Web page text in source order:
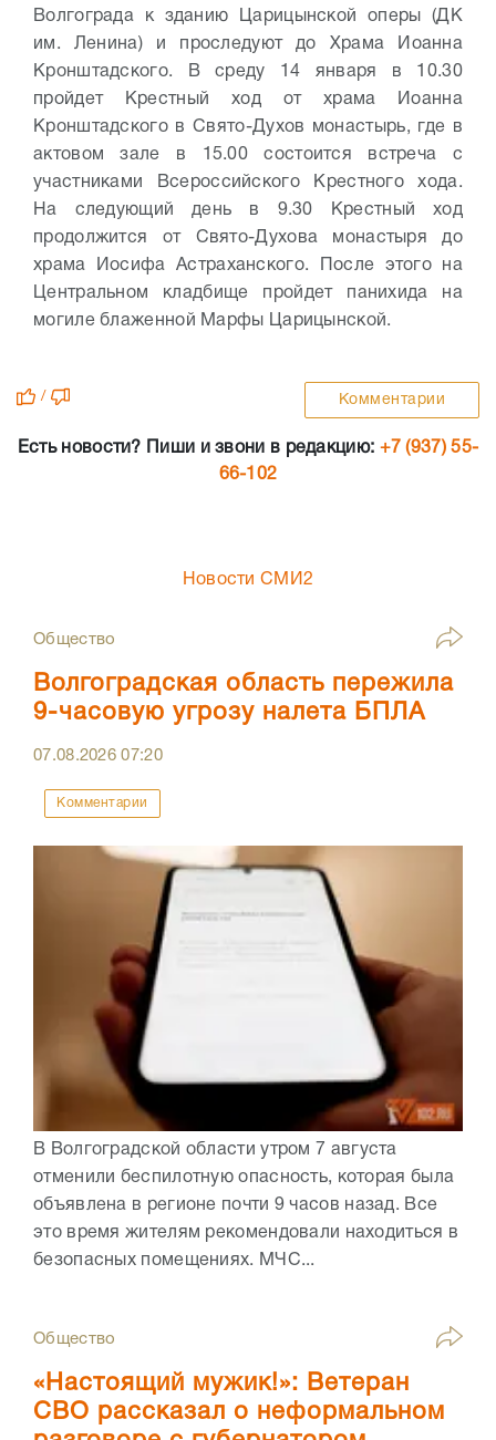
Волгограда к зданию Царицынской оперы (ДК
им. Ленина) и проследуют до Храма Иоанна
Кронштадского.
В среду 14 января в 10.30
пройдет Крестный ход от храма Иоанна
Кронштадского в Свято-Духов монастырь, где в
актовом зале в 15.00 состоится встреча с
участниками Всероссийского Крестного хода.
На следующий день в 9.30 Крестный ход
продолжится от Свято-Духова монастыря до
храма Иосифа Астраханского. После этого на
Центральном кладбище пройдет панихида на
могиле блаженной Марфы Царицынской.
/ Комментарии
Есть новости? Пиши и звони в редакцию: +7 (937) 55-
66-102
Новости СМИ2
Общество
Волгоградская область пережила
9-часовую угрозу налета БПЛА
07.08.202607:20
Комментарии
В Волгоградской области утром 7 августа
отменили беспилотную опасность, которая была
объявлена в регионе почти 9 часов назад. Все
это время жителям рекомендовали находиться в
безопасных помещениях. МЧС...
Общество
«Настоящий мужик!»: Ветеран
СВО рассказал о неформальном